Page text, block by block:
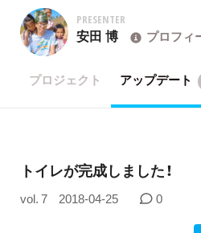
PRESENTER
安田 博 プロフィ
プロジェクト アップデート
トイレが完成しました！
vol. 7 2018-04-25 0